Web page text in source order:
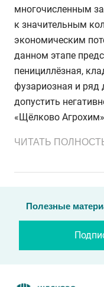
многочисленным
к значительным
экономическим
данном этапе
пенициллёзная,
фузариозная и ряд
допустить
«Щёлково
листового
минимизировать
Защита плюс
Как известно,
происходит ещё в
«Федеральный
ЧИТАТЬ
Полезные